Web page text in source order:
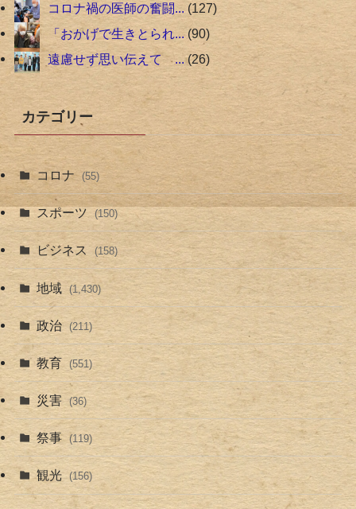
コロナ禍の医師の奮闘... 127
「おかげで生きとられ... 90
遠慮せず思い伝えて ... 26
カテゴリー
コロナ (55)
スポーツ (150)
ビジネス (158)
地域 (1,430)
政治 (211)
教育 (551)
災害 (36)
祭事 (119)
観光 (156)